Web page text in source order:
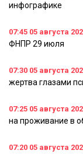
инфографике
07:45 05 августа
ФНПР 29 июля
07:30 05 августа
жертва глазами
07:25 05 августа
на проживание в
07:20 05 августа